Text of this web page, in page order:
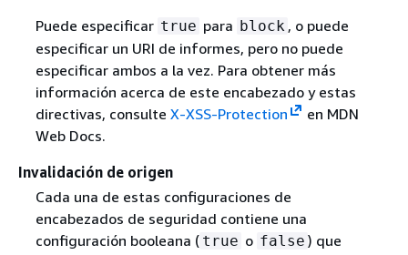
Puede especificar true para block , o puede
especificar un URI de informes, pero no puede
especificar ambos a la vez. Para obtener más
información acerca de este encabezado y estas
directivas, consulte X-XSS-Protection
en MDN
Web Docs.
Invalidación de origen
Cada una de estas configuraciones de
encabezados de seguridad contiene una
configuración booleana ( true o false ) que